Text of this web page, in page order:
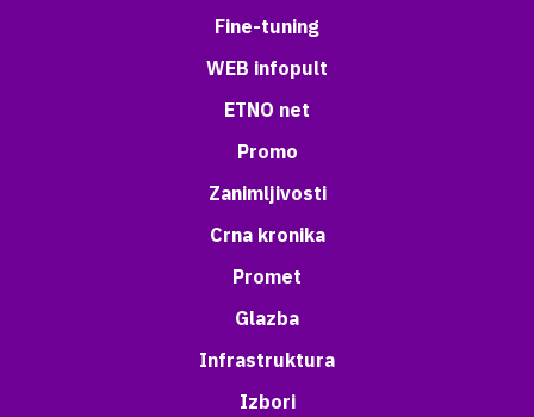
Fine-tuning
WEB infopult
ETNO net
Promo
Zanimljivosti
Crna kronika
Promet
Glazba
Infrastruktura
Izbori